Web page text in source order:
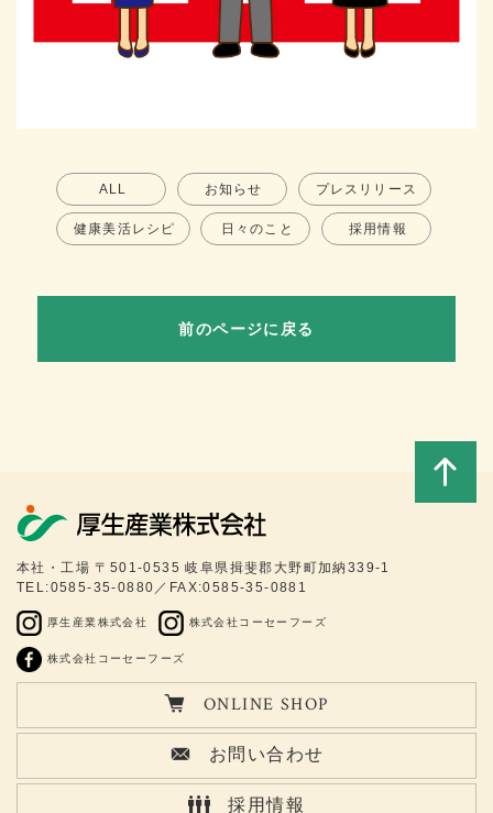
ALL お知らせ プレスリリース
健康美活レシピ 日々のこと 採用情報
前のページに戻る
本社・工場 〒501-0535 岐阜県揖斐郡大野町加納339-1
TEL:0585-35-0880／FAX:0585-35-0881
厚生産業株式会社 株式会社コーセーフーズ
株式会社コーセーフーズ
ONLINE SHOP
お問い合わせ
採用情報